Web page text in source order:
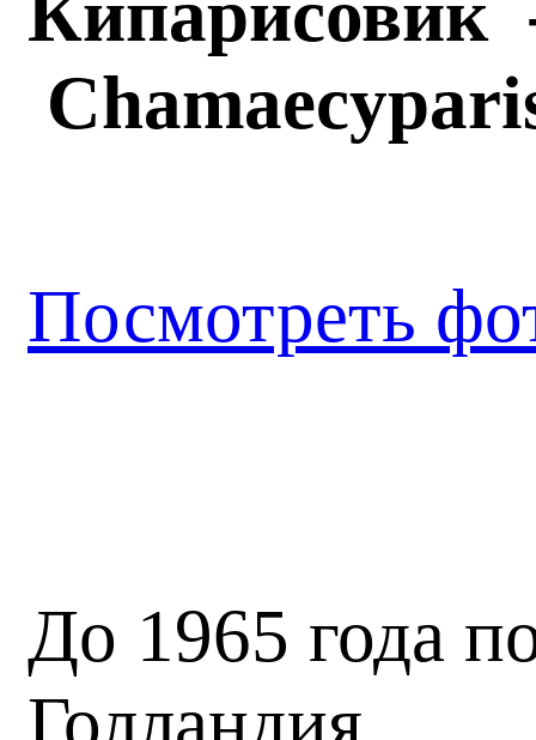
Посмотреть
До 1965 года
Голландия.